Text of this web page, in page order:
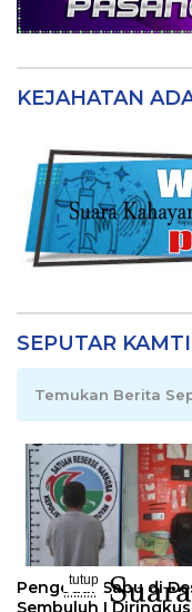
KEJAHATAN
SEPUTAR
Temukan Berita
Pengedar Sabu di
Sembuluh I Diringkus
tutup
..........